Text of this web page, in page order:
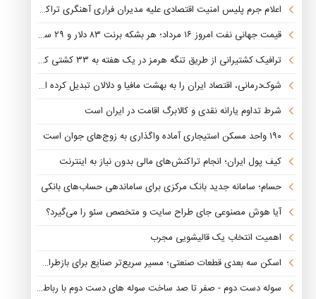
اعلام جرم پلیس امنیت اقتصادی علیه مدیران فراری آهنگری تراکتورسازی
قیمت جهانی نفت امروز ۱۶ مرداد؛ هر بشکه برنت ۸۳ دلار و ۲۹ سنت
ترافیک کشتیرانی از طریق تنگه هرمز در یک هفته به ۳۳ کشتی کاهش یافت
شوک‌درمانی، اقتصاد ایران را به بهشت مافیا و دلالان تبدیل کرده است
شرط تداوم یارانه نقدی و کالابرگ اقامت در ایران است
۱۹۰ واحد مسکن استیجاری آماده واگذاری به زوج‌های جوان است
کیف پول ایران؛ انجام تراکنش‌های مالی بدون نیاز به اینترنت
حسام؛ سامانه جدید بانک مرکزی برای ساماندهی حساب‌های بانکی
آیا هوش مصنوعی جای طراح سایت و متخصص سئو را می‌گیرد؟
اهمیت انتخاب یک قالیشویی مجرب
اسکن سه بعدی قطعات صنعتی؛ مسیر سریع‌تر صنایع برای بازطراحی، تولید و نوآوری
سوله دست دوم - صفر تا صد ساخت سوله های دست دوم با رباط فولاد غرب